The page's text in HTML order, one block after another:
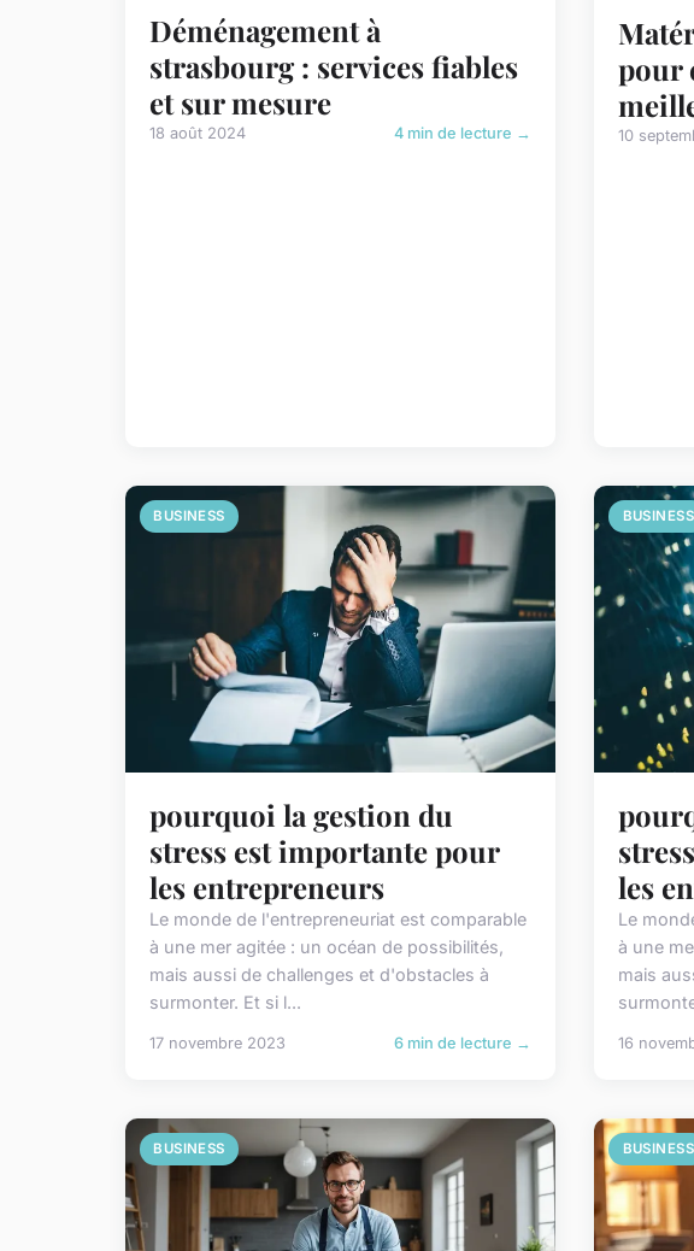
Déménagement à
strasbourg : services fiables
et sur mesure
18 août 2024 4 min de lecture →
pour
10
BUSINESS
pourquoi la gestion du
stress est importante pour
les entrepreneurs
Le monde de l'entrepreneuriat est comparable
à une mer agitée : un océan de possibilités,
mais aussi de challenges et d'obstacles à
surmonter. Et si l...
17 novembre 2023 6 min de lecture →
BUSINESS
les
Le
à une
mais
16
BUSINESS BUSINESS